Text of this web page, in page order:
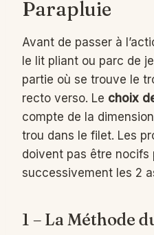
Parapluie
Avant de passer à
le lit pliant ou parc de
partie où se trouve le
recto verso. Le choix
compte de la
trou dans le filet. Les
doivent pas être nocifs
successivement les 2
1 – La Méthode